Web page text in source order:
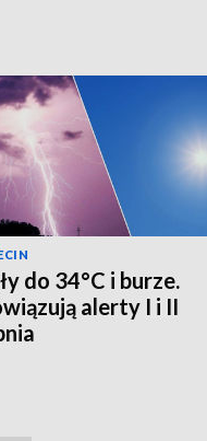
do 34°C i burze.
alerty I i II